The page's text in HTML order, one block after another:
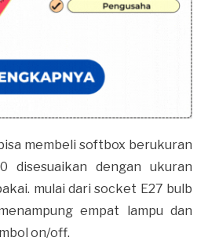
membeli softbox berukuran
disesuaikan dengan ukuran
mulai dari socket E27 bulb
empat lampu dan
on/off.